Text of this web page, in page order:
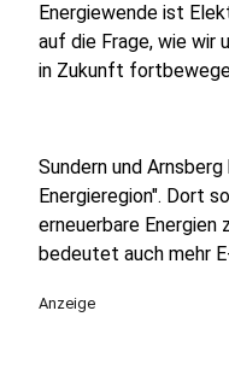
Energiewende ist
auf die Frage, wie wir
in Zukunft
Sundern und
Energieregion". Dort
erneuerbare Energien
bedeutet auch mehr
Anzeige